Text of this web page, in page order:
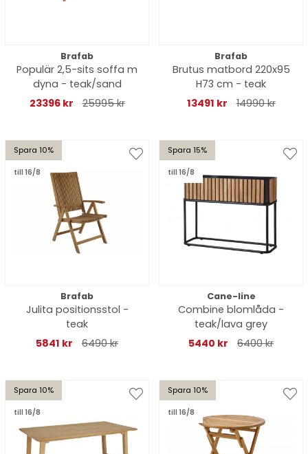
Brafab
Populär 2,5-sits soffa m
dyna - teak/sand
23396 kr
25995 kr
Brafab
Brutus matbord 220x95
H73 cm - teak
13491 kr
14990 kr
Spara 10%
till 16/8
Brafab
Julita positionsstol -
teak
5841 kr
6490 kr
Spara 15%
till 16/8
Cane-line
Combine blomlåda -
teak/lava grey
5440 kr
6400 kr
Spara 10%
till 16/8
Spara 10%
till 16/8